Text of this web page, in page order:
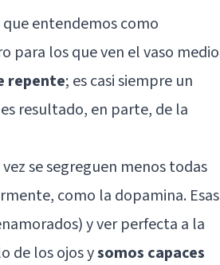
entendemos como
para los que ven el vaso medio
repente; es casi siempre un
resultado, en parte, de la
se segreguen menos todas
como la dopamina. Esas
y ver perfecta a la
de los ojos ysomos capaces